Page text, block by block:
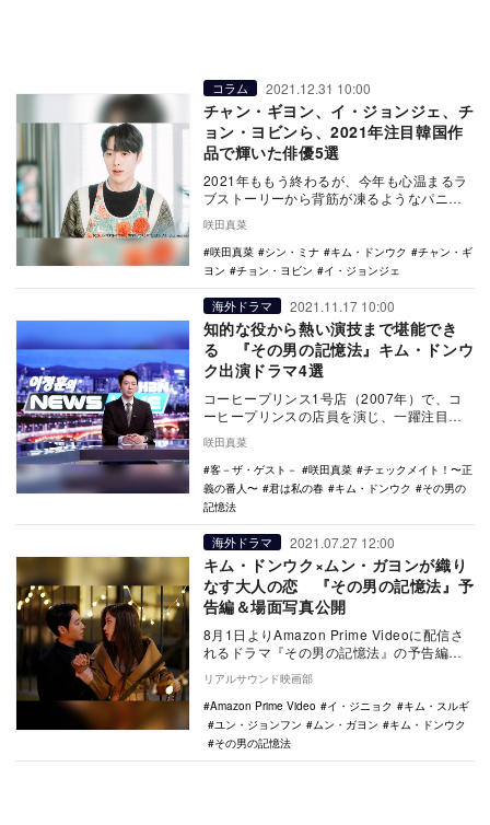
コラム 2021.12.31 10:00
チャン・ギヨン、イ・ジョンジェ、チ
ョン・ヨビンら、2021年注目韓国作
品で輝いた俳優5選
2021年ももう終わるが、今年も心温まるラ
ブストーリーから背筋が凍るようなパニッ
国ドラマや…
咲田真菜
咲田真菜
シン・ミナ キム・ドンウク
チャン・ギ
ヨン
チョン・ヨビン イ・ジョンジェ
海外ドラマ 2021.11.17 10:00
知的な役から熱い演技まで堪能でき
る 『その男の記憶法』キム・ドンウ
ク出演ドラマ4選
コーヒープリンス1号店（2007年）で、コ
ーヒープリンスの店員を演じ、一躍注目さ
ひく派手な…
咲田真菜
客－ザ・ゲスト－
咲田真菜
チェックメイト！〜正
義の番人〜
君は私の春 キム・ドンウク
その男の
記憶法
海外ドラマ 2021.07.27 12:00
キム・ドンウク×ムン・ガヨンが織り
なす大人の恋 『その男の記憶法』予
告編＆場面写真公開
8月1日よりAmazon Prime Videoに配信さ
れるドラマ『その男の記憶法』の予告編と
場面写真が公開された。 本作は…
リアルサウンド映画部
Amazon Prime Video
イ・ジニョク
キム・スルギ
ユン・ジョンフン
ムン・ガヨン
キム・ドンウク
その男の記憶法